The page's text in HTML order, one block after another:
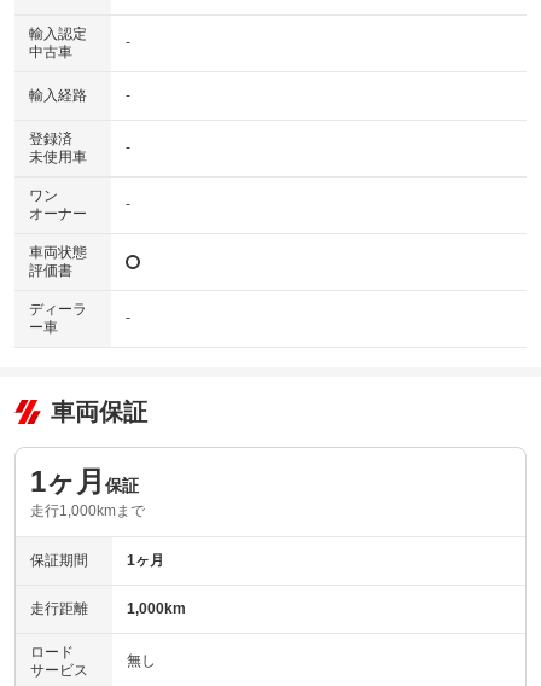
輸入認定
中古車
-
輸入経路 -
登録済
未使用車
-
ワン
オーナー
-
車両状態
評価書
ディーラ
ー車
-
車両保証
1ヶ月 保証
走行1,000kmまで
保証期間 1ヶ月
走行距離 1,000km
ロード
サービス
無し